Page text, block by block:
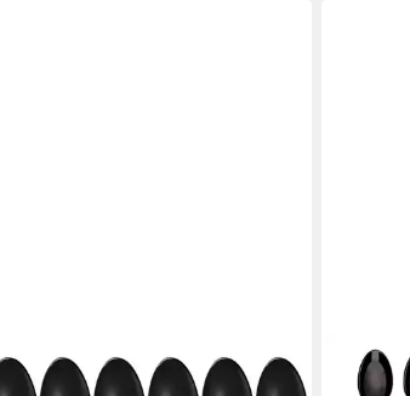
GRÄWE
Espressolöffel GRÄWE
GRÄWE
Latte-